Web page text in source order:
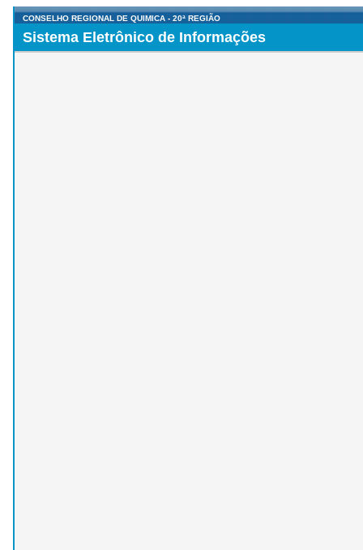
CONSELHO REGIONAL DE QUIMICA - 20ª REGIÃO
Sistema Eletrônico de Informações